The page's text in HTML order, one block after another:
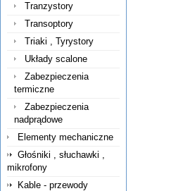
Tranzystory
Transoptory
Triaki , Tyrystory
Układy scalone
Zabezpieczenia
termiczne
Zabezpieczenia
nadprądowe
Elementy mechaniczne
Głośniki , słuchawki ,
mikrofony
Kable - przewody